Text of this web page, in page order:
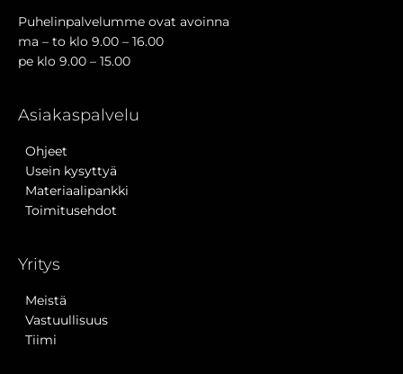
Puhelinpalvelumme ovat avoinna
ma – to klo 9.00 – 16.00
pe klo 9.00 – 15.00
Asiakaspalvelu
Ohjeet
Usein kysyttyä
Materiaalipankki
Toimitusehdot
Yritys
Meistä
Vastuullisuus
Tiimi